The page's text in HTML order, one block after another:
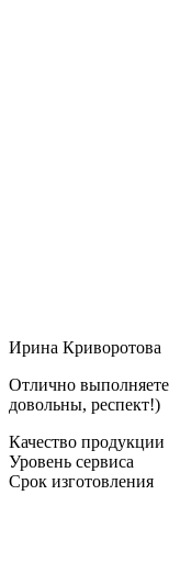
Ирина Криворотова
Отлично выполняете
довольны, респект!)
Качество продукции
Уровень сервиса
Срок изготовления